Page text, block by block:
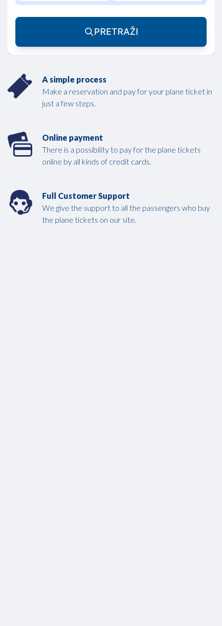
A simple process
Make a reservation and pay for your plane ticket in
just a few steps.
Online payment
There is a possibility to pay for the plane tickets
online by all kinds of credit cards.
Full Customer Support
We give the support to all the passengers who buy
the plane tickets on our site.
PRETRAŽI